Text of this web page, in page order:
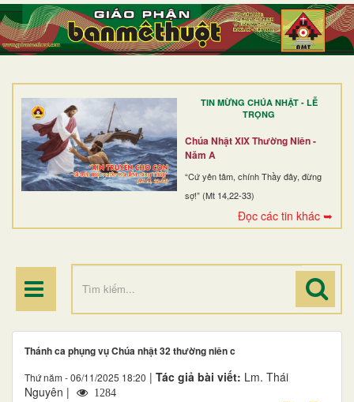
TIN MỪNG CHÚA NHẬT - LỄ
TRỌNG
Chúa Nhật XIX Thường Niên -
Năm A
“Cứ yên tâm, chính Thầy đây, đừng
sợ!” (Mt 14,22-33)
Đọc các tin khác ➥
TRANG NHẤT
GIỚI THIỆU
DÒNG TU
BAN MỤC VỤ
ĐOÀN THỂ CG
ĐIỂM HÀNH HƯƠNG
Thánh ca phụng vụ Chúa nhật 32 thường niên c
Thứ năm - 06/11/2025 18:20 | Tác giả bài viết: Lm. Thái
Nguyên |
1284